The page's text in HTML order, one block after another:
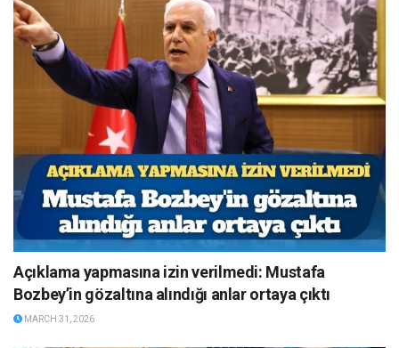
Açıklama yapmasına izin verilmedi: Mustafa
Bozbey’in gözaltına alındığı anlar ortaya çıktı
MARCH 31, 2026